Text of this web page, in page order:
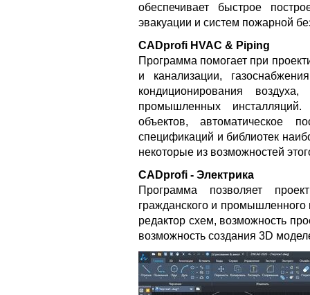
обеспечивает быстрое
эвакуации и систем пожарной
CADprofi HVAC & Piping
Программа помогает при
и канализации,
кондиционирования
промышленных
объектов, автоматическое
спецификаций и библиотек
некоторые из возможностей
CADprofi - Электрика
Программа позволяет
гражданского и
редактор схем, возможность
возможность создания 3D